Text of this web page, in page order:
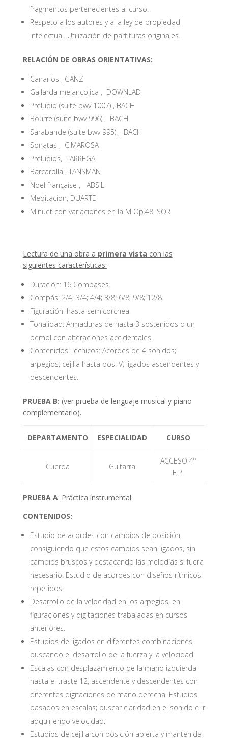
fragmentos pertenecientes al curso.
Respeto a los autores y a la ley de propiedad
intelectual. Utilización de partituras originales.
RELACIÓN DE OBRAS ORIENTATIVAS:
Canarios , GANZ
Gallarda melancolica , DOWNLAD
Preludio (suite bwv 1007) , BACH
Bourre (suite bwv 996) , BACH
Sarabande (suite bwv 995) , BACH
Sonatas , CIMAROSA
Preludios, TARREGA
Barcarolla , TANSMAN
Noel française , ABSIL
Meditacion, DUARTE
Minuet con variaciones en la M Op.48, SOR
Lectura de una obra a primera vista con las
siguientes características:
Duración: 16 Compases.
Compás: 2/4; 3/4; 4/4; 3/8; 6/8; 9/8; 12/8.
Figuración: hasta semicorchea.
Tonalidad: Armaduras de hasta 3 sostenidos o un
bemol con alteraciones accidentales.
Contenidos Técnicos: Acordes de 4 sonidos;
arpegios; cejilla hasta pos. V; ligados ascendentes y
descendentes.
PRUEBA B: (ver prueba de lenguaje musical y piano
complementario).
DEPARTAMENTO ESPECIALIDAD CURSO
Cuerda Guitarra
ACCESO 4º
E.P.
PRUEBA A: Práctica instrumental
CONTENIDOS:
Estudio de acordes con cambios de posición,
consiguiendo que estos cambios sean ligados, sin
cambios bruscos y destacando las melodías si fuera
necesario. Estudio de acordes con diseños rítmicos
repetidos.
Desarrollo de la velocidad en los arpegios, en
figuraciones y digitaciones trabajadas en cursos
anteriores.
Estudios de ligados en diferentes combinaciones,
buscando el desarrollo de la fuerza y la velocidad.
Escalas con desplazamiento de la mano izquierda
hasta el traste 12, ascendente y descendentes con
diferentes digitaciones de mano derecha. Estudios
basados en escalas; buscar claridad en el sonido e ir
adquiriendo velocidad.
Estudios de cejilla con posición abierta y mantenida